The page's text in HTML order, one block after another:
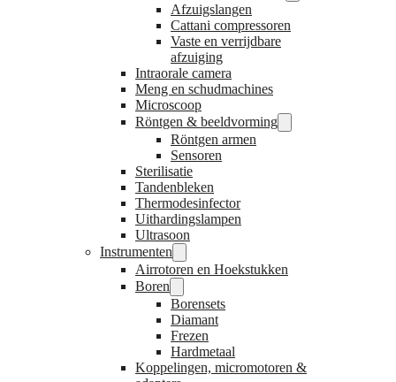
Afzuigslangen
Cattani compressoren
Vaste en verrijdbare
afzuiging
Intraorale camera
Meng en schudmachines
Microscoop
Röntgen & beeldvorming
Röntgen armen
Sensoren
Sterilisatie
Tandenbleken
Thermodesinfector
Uithardingslampen
Ultrasoon
Instrumenten
Airrotoren en Hoekstukken
Boren
Borensets
Diamant
Frezen
Hardmetaal
Koppelingen, micromotoren &